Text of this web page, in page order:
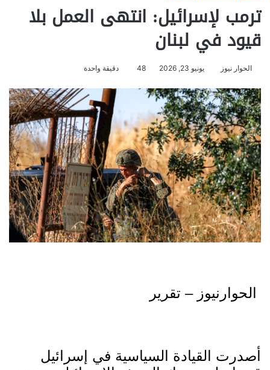
ترمب لإسرائيل: انتهى العمل بلا
قيود في لبنان
الحوار نيوز يونيو 23, 2026 48 دقيقة واحدة
الحوارنيوز – تقرير
أصدرت القيادة السياسية في إسرائيل